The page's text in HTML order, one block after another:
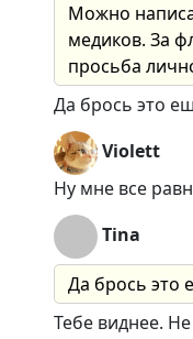
Можно
медиков. За
просьба
Да брось это
Violett
Ну мне все
Tina
Да брось это
Тебе виднее.